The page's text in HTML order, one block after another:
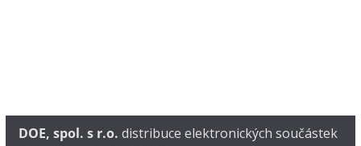
DOE, spol. s r.o. distribuce elektronických součástek